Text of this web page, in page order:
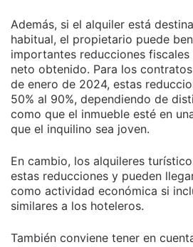
Además, si el alquiler está
habitual, el propietario puede
importantes reducciones
neto obtenido. Para los
de enero de 2024, estas
50% al 90%, dependiendo de
como que el inmueble esté en
que el inquilino sea joven.
En cambio, los alquileres
estas reducciones y pueden
como actividad económica si
similares a los hoteleros.
También conviene tener en